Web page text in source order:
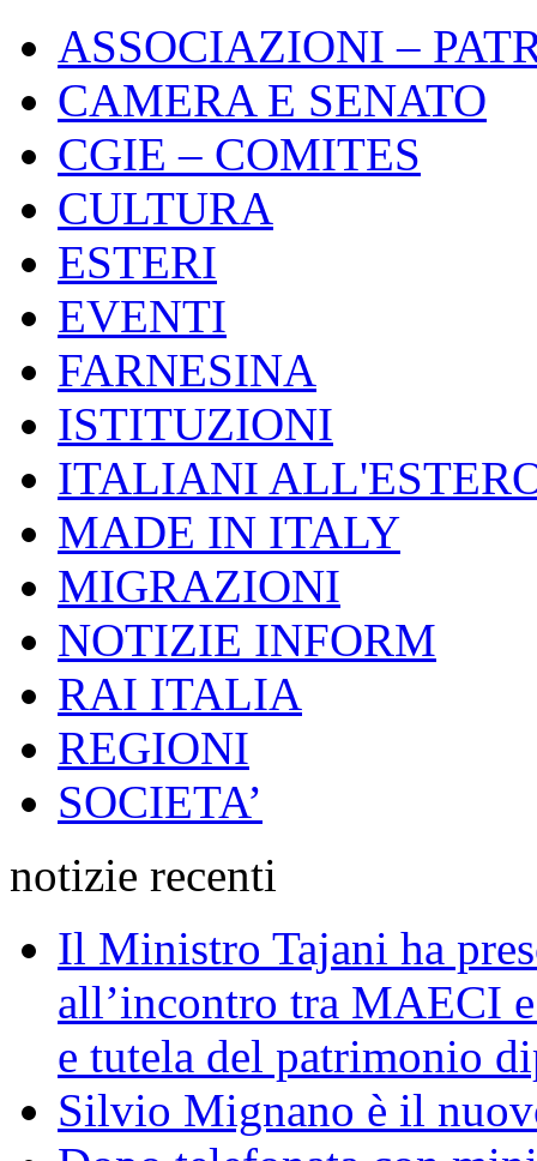
ASSOCIAZIONI –
CAMERA E SENATO
CGIE – COMITES
CULTURA
ESTERI
EVENTI
FARNESINA
ISTITUZIONI
ITALIANI
MADE IN ITALY
MIGRAZIONI
NOTIZIE INFORM
RAI ITALIA
REGIONI
SOCIETA’
notizie recenti
Il Ministro Tajani ha
all’incontro tra MAECI
e tutela del patrimonio
Silvio Mignano è il